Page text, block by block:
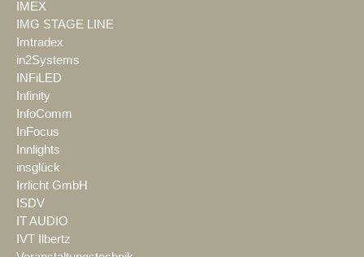
IMEX
IMG STAGE LINE
Imtradex
in2Systems
INFiLED
Infinity
InfoComm
InFocus
Innlights
insglück
Irrlicht GmbH
ISDV
IT AUDIO
IVT Ilbertz